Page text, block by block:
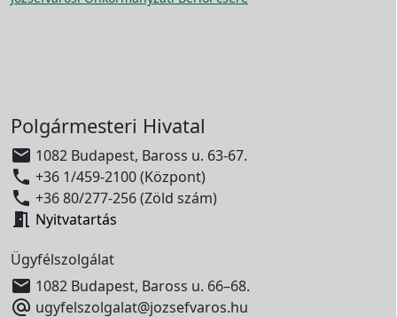
Polgármesteri Hivatal
 1082 Budapest, Baross u. 63-67.
 +36 1/459-2100 (Központ)
 +36 80/277-256 (Zöld szám)
 Nyitvatartás
Ügyfélszolgálat
 1082 Budapest, Baross u. 66–68.
 ugyfelszolgalat@jozsefvaros.hu